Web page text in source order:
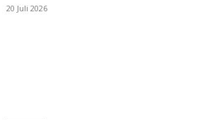
20 Juli 2026